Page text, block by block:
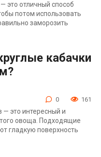
это отличный способ
потом использовать
заморозить
кабачки
0 161
это интересный и
овоща. Подходящие
гладкую поверхность